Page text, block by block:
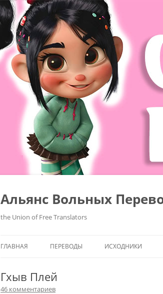
Альянс Вольных
the Union of Free Translators
ГЛАВНАЯ ПЕРЕВОДЫ ИСХОДНИКИ
Гхыв Плей
46 комментариев